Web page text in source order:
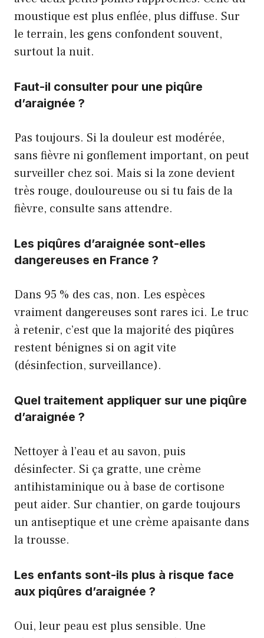
moustique est plus enflée, plus diffuse. Sur
le terrain, les gens confondent souvent,
surtout la nuit.
Faut-il consulter pour une piqûre
d’araignée ?
Pas toujours. Si la douleur est modérée,
sans fièvre ni gonflement important, on peut
surveiller chez soi. Mais si la zone devient
très rouge, douloureuse ou si tu fais de la
fièvre, consulte sans attendre.
Les piqûres d’araignée sont-elles
dangereuses en France ?
Dans 95 % des cas, non. Les espèces
vraiment dangereuses sont rares ici. Le truc
à retenir, c’est que la majorité des piqûres
restent bénignes si on agit vite
(désinfection, surveillance).
Quel traitement appliquer sur une piqûre
d’araignée ?
Nettoyer à l’eau et au savon, puis
désinfecter. Si ça gratte, une crème
antihistaminique ou à base de cortisone
peut aider. Sur chantier, on garde toujours
un antiseptique et une crème apaisante dans
la trousse.
Les enfants sont-ils plus à risque face
aux piqûres d’araignée ?
Oui, leur peau est plus sensible. Une